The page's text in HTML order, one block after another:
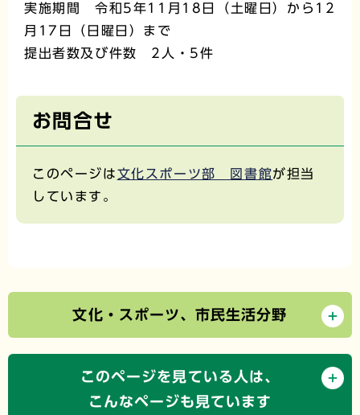
実施期間 令和5年11月18日（土曜日）から12
月17日（日曜日）まで
提出者数及び件数 2人・5件
お問合せ
このページは文化スポーツ部 図書館が担当
しています。
文化・スポーツ、市民生活分野
このページを見ている人は、
こんなページも見ています